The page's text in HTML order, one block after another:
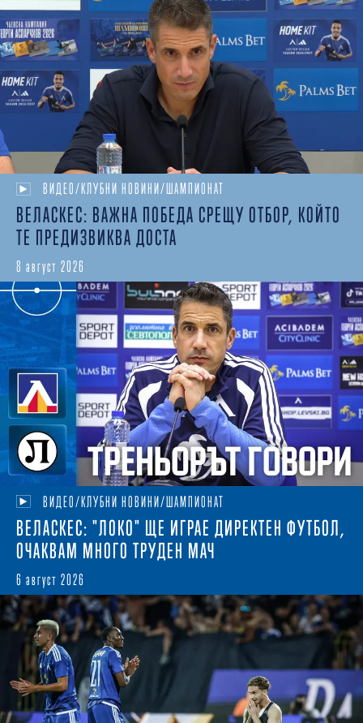
ВИДЕО/КЛУБНИ НОВИНИ/ШАМПИОНАТ
ВЕЛАСКЕС: ВАЖНА ПОБЕДА СРЕЩУ ОТБОР, КОЙТО
ТЕ ПРЕДИЗВИКВА ДОСТА
8 август 2026
ВИДЕО/КЛУБНИ НОВИНИ/ШАМПИОНАТ
ВЕЛАСКЕС: "ЛОКО" ЩЕ ИГРАЕ ДИРЕКТЕН ФУТБОЛ,
ОЧАКВАМ МНОГО ТРУДЕН МАЧ
6 август 2026